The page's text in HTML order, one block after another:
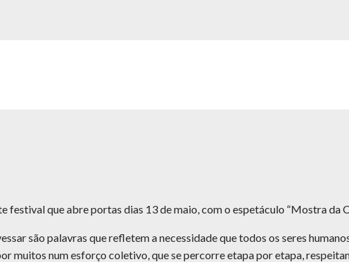
festival que abre portas dias 13 de maio, com o espetáculo “Mostra da
são palavras que refletem a necessidade que todos os seres
muitos num esforço coletivo, que se percorre etapa por etapa,